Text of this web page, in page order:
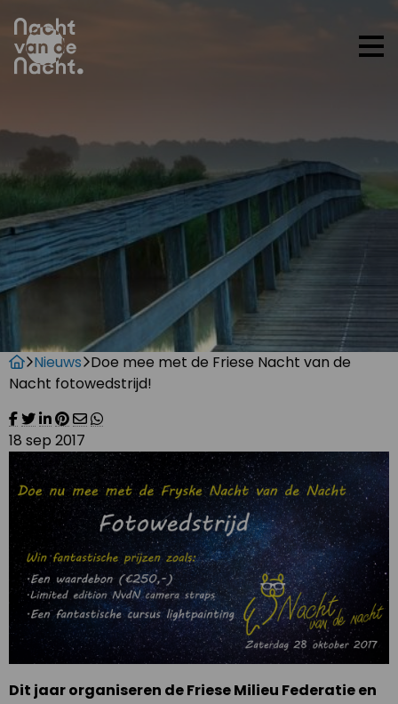
Nieuws Doe mee met de Friese Nacht van de
Nacht fotowedstrijd!
18 sep 2017
Dit jaar organiseren de Friese Milieu Federatie en